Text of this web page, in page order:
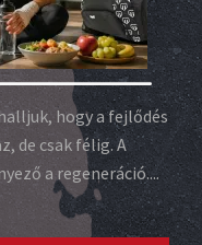
hogy a fejlődés
de csak félig. A
a regeneráció....